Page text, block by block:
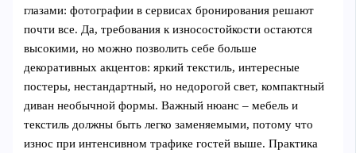
глазами: фотографии в сервисах бронирования решают
почти все. Да, требования к износостойкости остаются
высокими, но можно позволить себе больше
декоративных акцентов: яркий текстиль, интересные
постеры, нестандартный, но недорогой свет, компактный
диван необычной формы. Важный нюанс – мебель и
текстиль должны быть легко заменяемыми, потому что
износ при интенсивном трафике гостей выше. Практика